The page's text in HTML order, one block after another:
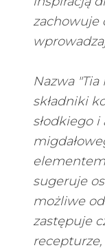
zachowuje
Nazwa
składniki
słodkiego
sugeruje
możliwe
zastępuje